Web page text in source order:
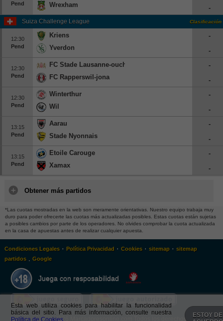
Pend
Wrexham
-
Suiza Challenge League Clasificación
12:30
Pend
Kriens
Yverdon
-
-
12:30
Pend
FC Stade Lausanne-ouchy
FC Rapperswil-jona
-
-
12:30
Pend
Winterthur
Wil
-
-
13:15
Pend
Aarau
Stade Nyonnais
-
-
13:15
Pend
Etoile Carouge
Xamax
-
-
Obtener más partidos
*Las cuotas mostradas en la web son meramente orientativas. Nuestro equipo trabaja muy
duro para poder ofrecerte las cuotas más actualizadas posibles. Estas cuotas están sujetas
a posibles cambios por parte de los operadores. No olvides comprobar la cuota actualizada
en la casa de apuestas antes de realizar cualquier apuesta.
Condiciones Legales· Política Privacidad · Cookies· sitemap· sitemap
partidos. Google
Juega con resposabilidad
© 2026 Marcadoresonline.com Todos los derechos reservados
Esta web utiliza cookies para habilitar la funcionalidad
básica del sitio. Para más información, consulte nuestra
Política de Cookies.
ESTOY DE